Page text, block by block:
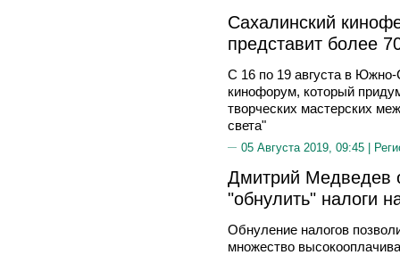
Сахалинский
представит более
С 16 по 19 августа в
кинофорум, который
творческих мастерских
света"
05 Августа 2019, 09:45 |
Дмитрий Медведев
"обнулить" налоги
Обнуление налогов
множество